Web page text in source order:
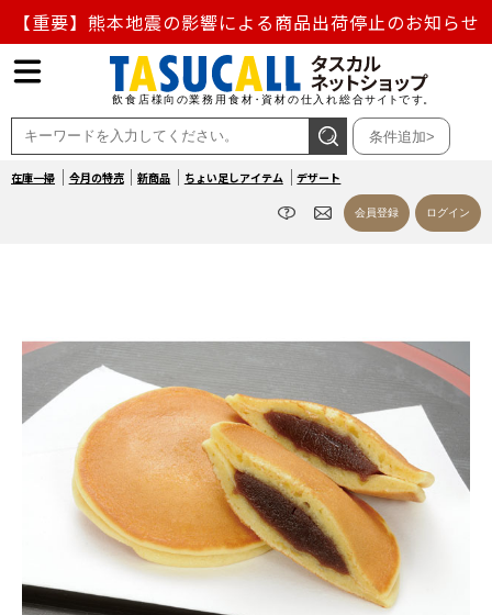
【重要】熊本地震の影響による商品出荷停止のお知らせ
熊本県熊本地方を震源とする地震の影響によるお荷物のお
届け遅延について
お盆の営業について
【重要】対象商品に関するお知らせ
条件追加>
在庫一掃 今月の特売 新商品 ちょい足しアイテム デザート
会員登録 ログイン